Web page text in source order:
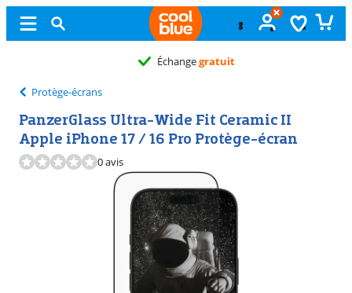
Échangegratuit
Protège-écrans
PanzerGlass Ultra-Wide Fit Ceramic II
Apple iPhone 17 / 16 Pro Protège-écran
0 avis